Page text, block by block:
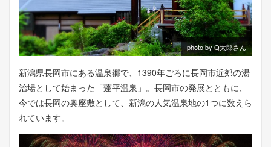
photo by Q太郎さん
新潟県長岡市にある温泉郷で、1390年ごろに長岡市近郊の湯
治場として始まった「蓬平温泉」。長岡市の発展とともに、
今では長岡の奥座敷として、新潟の人気温泉地の1つに数えら
れています。